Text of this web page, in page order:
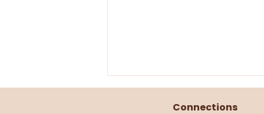
Connections